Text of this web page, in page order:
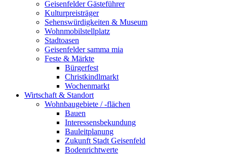
Geisenfelder Gästeführer
Kulturpreisträger
Sehenswürdigkeiten & Museum
Wohnmobilstellplatz
Stadtoasen
Geisenfelder samma mia
Feste & Märkte
Bürgerfest
Christkindlmarkt
Wochenmarkt
Wirtschaft & Standort
Wohnbaugebiete / -flächen
Bauen
Interessensbekundung
Bauleitplanung
Zukunft Stadt Geisenfeld
Bodenrichtwerte